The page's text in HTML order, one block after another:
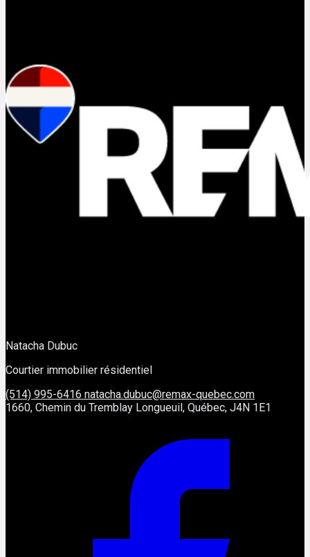
Natacha Dubuc
Courtier immobilier résidentiel
(514) 995-6416 natacha.dubuc@remax-quebec.com
1660, Chemin du Tremblay Longueuil, Québec, J4N 1E1